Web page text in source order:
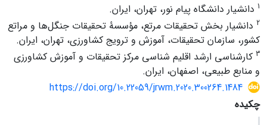
1 دانشیار دانشگاه پیام نور، تهران، ایران.
2 دانشیار بخش تحقیقات مرتع، مؤسسۀ تحقیقات جنگل‌ها و مراتع
کشور، سازمان تحقیقات، آموزش و ترویج کشاورزی، تهران، ایران.
3 کارشناسی ارشد اقلیم شناسی مرکز تحقیقات و آموزش کشاورزی
و منابع طبیعی، اصفهان، ایران.
https://doi.org/10.22059/jrwm.2020.300264.1484
چکیده